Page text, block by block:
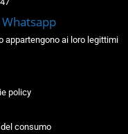
Whatsapp
appartengono ai loro legittimi
policy
consumo